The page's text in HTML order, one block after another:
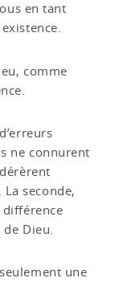
en tant
comme
ne connurent
seconde,
de Dieu.
une